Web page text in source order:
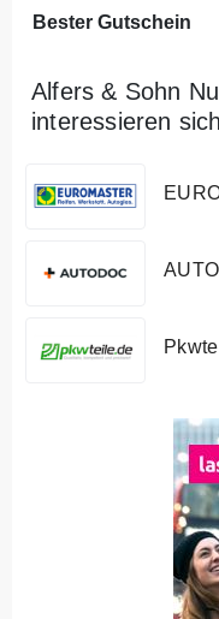
Bester Gutschein
Alfers & Sohn
interessieren